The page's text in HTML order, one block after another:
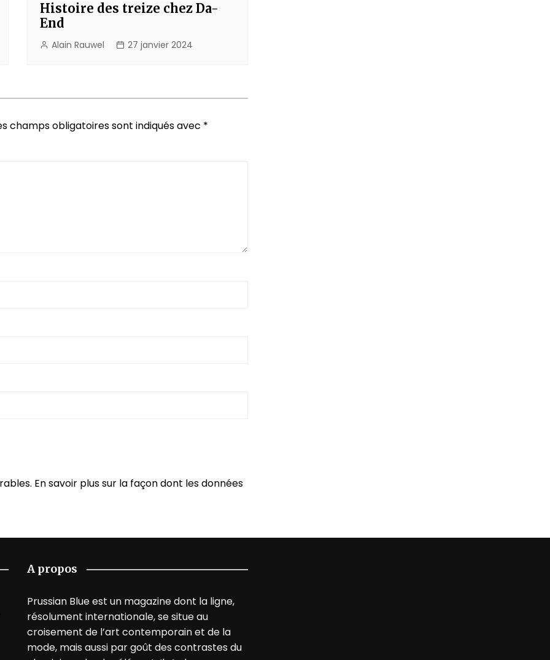
Histoire des treize chez Da-
End
Alain Rauwel 27 janvier 2024
champs obligatoires sont indiqués avec *
En savoir plus sur la façon dont les données
A propos
Prussian Blue est un magazine dont la ligne,
résolument internationale, se situe au
croisement de l’art contemporain et de la
mode, mais aussi par goût des contrastes du